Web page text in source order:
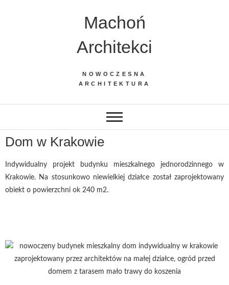
Machoń
Architekci
NOWOCZESNA
ARCHITEKTURA
Dom w Krakowie
Indywidualny projekt budynku mieszkalnego jednorodzinnego w
Krakowie. Na stosunkowo niewielkiej działce został zaprojektowany
obiekt o powierzchni ok 240 m2.